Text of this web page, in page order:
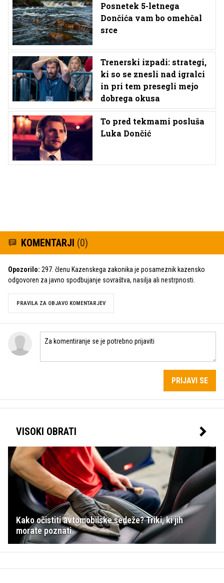
Posnetek 5-letnega
Dončića vam bo omehčal
srce
Trenerski izpadi: strategi,
ki so se znesli nad igralci
in pri tem presegli mejo
dobrega okusa
To pred tekmami posluša
Luka Dončić
KOMENTARJI (0)
Opozorilo: 297. členu Kazenskega zakonika je posameznik kazensko
odgovoren za javno spodbujanje sovraštva, nasilja ali nestrpnosti.
PRAVILA ZA OBJAVO KOMENTARJEV
PRIJAVI SE
VISOKI OBRATI
Kako očistiti avtomobilske sedeže? Triki, ki jih
morate poznati